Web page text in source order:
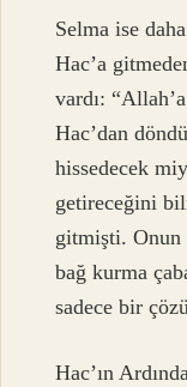
Selma ise
Hac’a
vardı:
Hac’dan
hissedecek
getireceğini
gitmişti.
bağ kurma
sadece bir
Hac’ın